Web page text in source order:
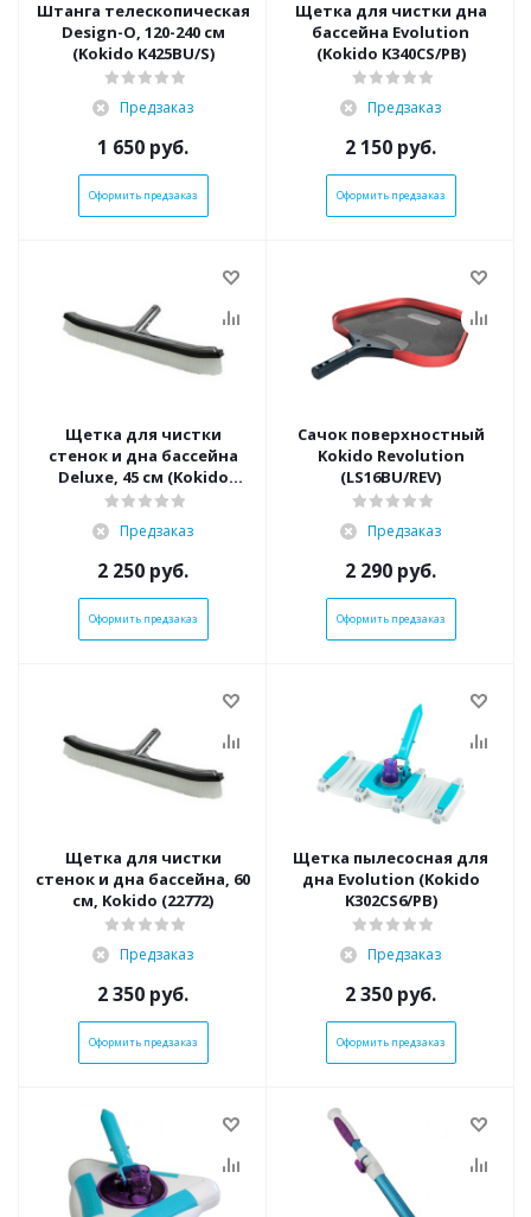
Штанга телескопическая
Design-O, 120-240 см
(Kokido K425BU/S)
Предзаказ
1 650 руб.
Оформить предзаказ
Щетка для чистки дна
бассейна Evolution
(Kokido K340CS/PB)
Предзаказ
2 150 руб.
Оформить предзаказ
Щетка для чистки
стенок и дна бассейна
Deluxe, 45 см (Kokido
K494CB/NY/PRE)
Предзаказ
2 250 руб.
Оформить предзаказ
Сачок поверхностный
Kokido Revolution
(LS16BU/REV)
Предзаказ
2 290 руб.
Оформить предзаказ
Щетка для чистки
стенок и дна бассейна, 60
см, Kokido (22772)
Предзаказ
2 350 руб.
Оформить предзаказ
Щетка пылесосная для
дна Evolution (Kokido
K302CS6/PB)
Предзаказ
2 350 руб.
Оформить предзаказ